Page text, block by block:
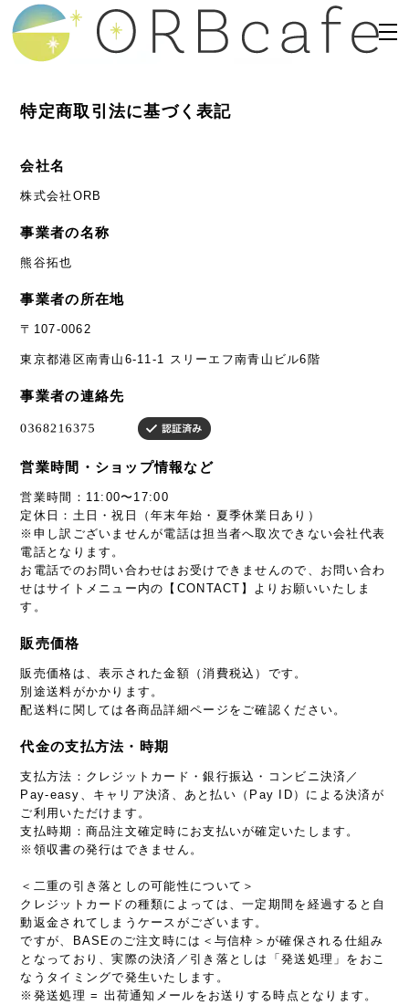
特定商取引法に基づく表記
会社名
株式会社ORB
事業者の名称
熊谷拓也
事業者の所在地
〒107-0062
東京都港区南青山6-11-1 スリーエフ南青山ビル6階
事業者の連絡先
営業時間・ショップ情報など
営業時間：11:00〜17:00
定休日：土日・祝日（年末年始・夏季休業日あり）
※申し訳ございませんが電話は担当者へ取次できない会社代表
電話となります。
お電話でのお問い合わせはお受けできませんので、お問い合わ
せはサイトメニュー内の【CONTACT】よりお願いいたしま
す。
販売価格
販売価格は、表示された金額（消費税込）です。
別途送料がかかります。
配送料に関しては各商品詳細ページをご確認ください。
代金の支払方法・時期
支払方法：クレジットカード・銀行振込・コンビニ決済／
Pay-easy、キャリア決済、あと払い（Pay ID）による決済が
ご利用いただけます。
支払時期：商品注文確定時にお支払いが確定いたします。
※領収書の発行はできません。
＜二重の引き落としの可能性について＞
クレジットカードの種類によっては、一定期間を経過すると自
動返金されてしまうケースがございます。
ですが、BASEのご注文時には＜与信枠＞が確保される仕組み
となっており、実際の決済／引き落としは「発送処理」をおこ
なうタイミングで発生いたします。
※発送処理 = 出荷通知メールをお送りする時点となります。